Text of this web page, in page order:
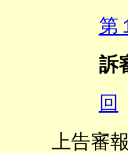
第
訴
回
上告審